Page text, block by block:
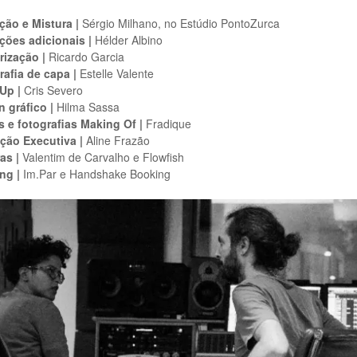
e Mistura | Sérgio Milhano, no Estúdio PontoZurca
adicionais | Hélder Albino
| Ricardo Garcia
de capa | Estelle Valente
| Cris Severo
gráfico | Hilma Sassa
e fotografias Making Of | Fradique
Executiva | Aline Frazão
| Valentim de Carvalho e Flowfish
| Im.Par e Handshake Booking